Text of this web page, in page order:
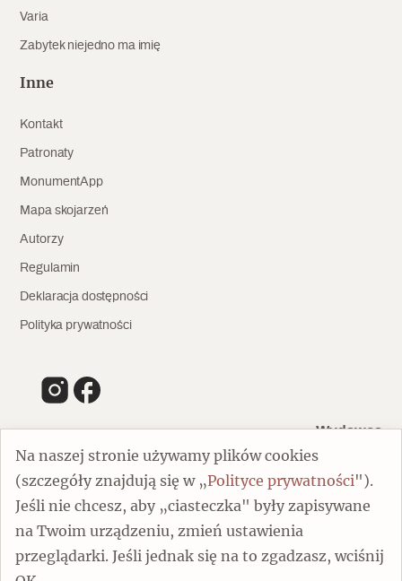
Na naszej stronie używamy plików cookies
(szczegóły znajdują się w „Polityce prywatności").
Jeśli nie chcesz, aby „ciasteczka" były zapisywane
na Twoim urządzeniu, zmień ustawienia
przeglądarki. Jeśli jednak się na to zgadzasz, wciśnij
Varia
Zabytek niejedno ma imię
Inne
Kontakt
Patronaty
MonumentApp
Mapa skojarzeń
Autorzy
Regulamin
Deklaracja dostępności
Polityka prywatności
Wydawca
00-805 Warszawa
ul. Chmielna 132/134
Dofinansowano ze środków Ministra Kultury i Dziedzictwa
Narodowego